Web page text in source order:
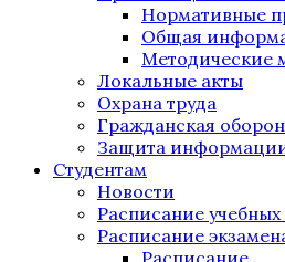
Нормативные
Общая
Методические
Локальные акты
Охрана труда
Гражданская
Защита
Студентам
Новости
Расписание учебных
Расписание
Расписание